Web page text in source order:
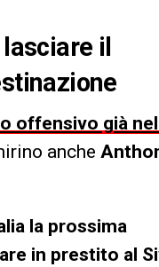
il
offensivo già
anche
la prossima
in prestito al